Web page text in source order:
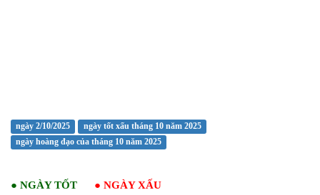
ngày 2/10/2025
ngày tốt xấu tháng 10 năm 2025
ngày hoàng đạo của tháng 10 năm 2025
● NGÀY TỐT ● NGÀY XẤU